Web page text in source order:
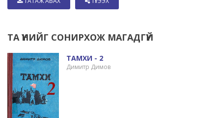
ТА ҮҮНИЙГ СОНИРХОЖ МАГАДГҮЙ
ТАМХИ - 2
Димитр Димов